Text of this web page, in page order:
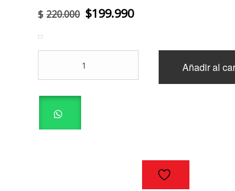
$ 220.000 El
original
$199.990El
actual
$199.990.
LUK
3
MAHINDRA
DW12DD
Añadir al